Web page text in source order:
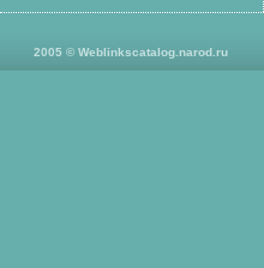
2005 © Weblinkscatalog.narod.ru